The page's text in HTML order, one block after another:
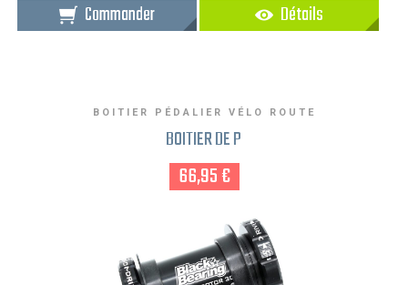
Commander Détails
BOITIER PÉDALIER VÉLO ROUTE
BOITIER DE P
66,95 €